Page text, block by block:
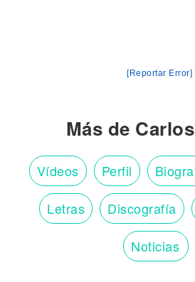
[Reportar Error]
Más de
Vídeos Perfil
Letras Discografía
Noticias